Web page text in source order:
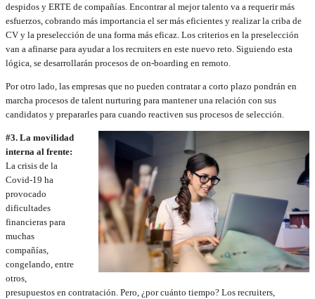
despidos y ERTE de compañías. Encontrar al mejor talento va a requerir más
esfuerzos, cobrando más importancia el ser más eficientes y realizar la criba de
CV y la preselección de una forma más eficaz. Los criterios en la preselección
van a afinarse para ayudar a los recruiters en este nuevo reto. Siguiendo esta
lógica, se desarrollarán procesos de on-boarding en remoto.
Por otro lado, las empresas que no pueden contratar a corto plazo pondrán en
marcha procesos de talent nurturing para mantener una relación con sus
candidatos y prepararles para cuando reactiven sus procesos de selección.
#3. La movilidad
interna al frente:
La crisis de la
Covid-19 ha
provocado
dificultades
financieras para
muchas
compañías,
congelando, entre
otros,
presupuestos en contratación. Pero, ¿por cuánto tiempo? Los recruiters,